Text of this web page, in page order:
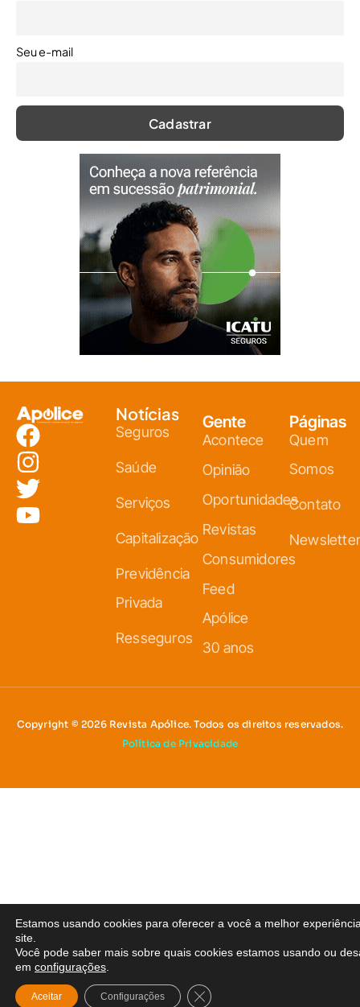
Seu e-mail
Notícias
Seguros
Saúde
Serviços
Capitalização
Previdência
Privada
Resseguros
Gente
Acontece
Opinião
Oportunidades
Revistas
Consumidores
Feed
Apólice
30 anos
Páginas
Quem
Somos
Contato
Newsletter
Copyright © 2026 Revista Apólice. Todos os direitos reservados.
Política de Privacidade
Estamos usando cookies para oferecer a você a melhor
site.
Você pode saber mais sobre quais cookies estamos usando ou
em configurações
Aceitar Configurações Close GDPR Cookie Banner